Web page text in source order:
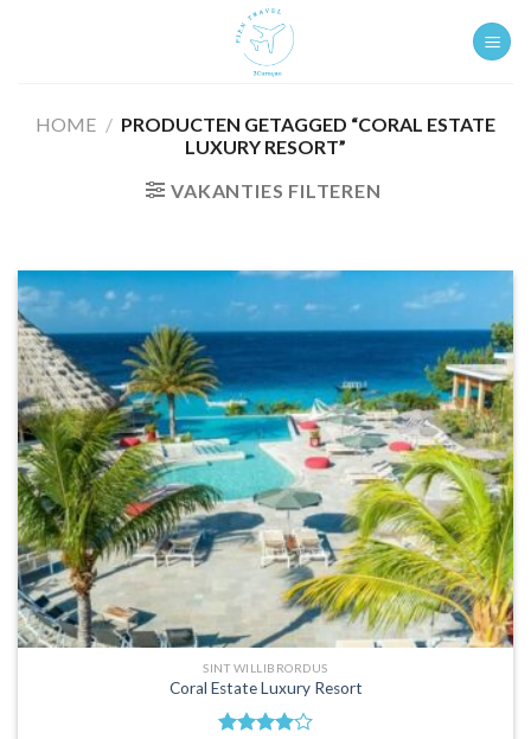
HOME / PRODUCTEN GETAGGED “CORAL ESTATE
LUXURY RESORT”
VAKANTIES FILTEREN
SINT WILLIBRORDUS
Coral Estate Luxury Resort